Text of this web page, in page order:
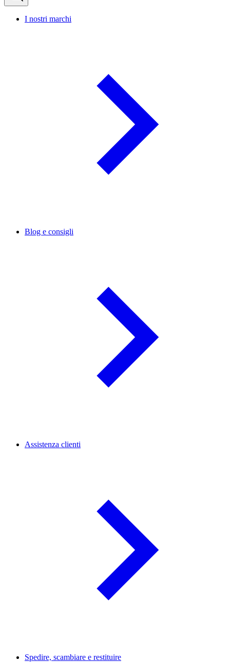
I nostri marchi
Blog e consigli
Assistenza clienti
Spedire, scambiare e restituire